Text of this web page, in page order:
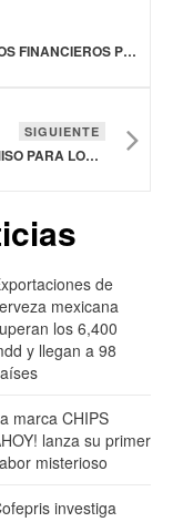
GRUPO GLORIA PRESENTA RESULTADOS FINANCIEROS POSITIVOS EN EL SEGUNDO TRIMESTRE DE 2025
SIGUIENTE
GOBIERNO MEXICANO REAFIRMA COMPROMISO PARA LOGRAR AUTOSUFICIENCIA ALIMENTARIA EN MAÍZ, FRIJOL, ARROZ Y LECHE
de
mexicana
los 6,400
y llegan a 98
marca CHIPS
lanza su primer
misterioso
investiga